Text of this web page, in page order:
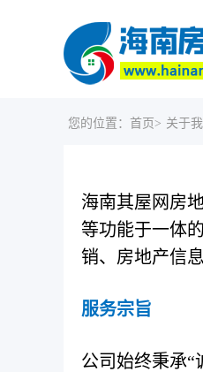
您的位置： 首页> 关于我
海南其屋网房
等功能于一体
销、房地产信
服务宗旨
公司始终秉承